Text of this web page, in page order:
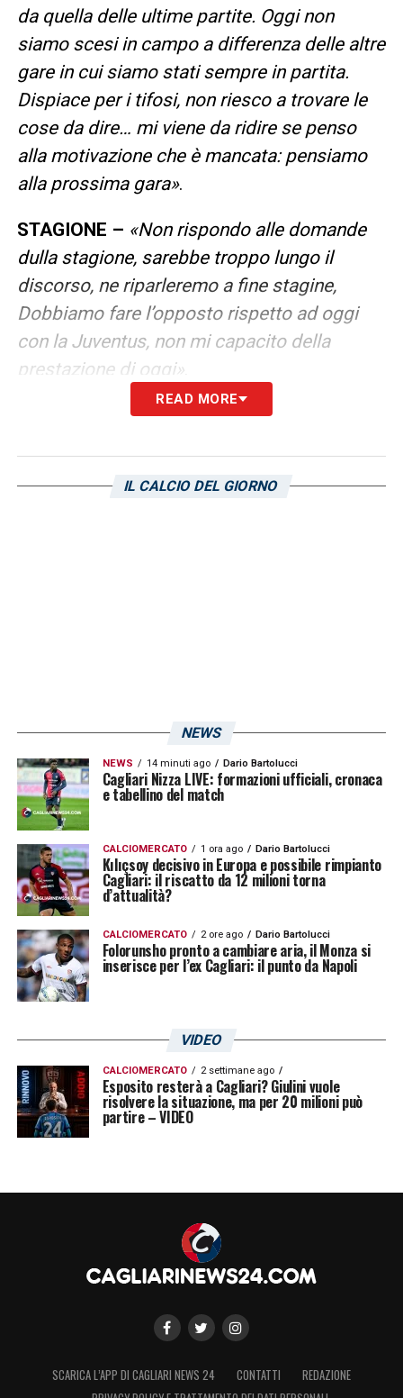
da quella delle ultime partite. Oggi non
siamo scesi in campo a differenza delle altre
gare in cui siamo stati sempre in partita.
Dispiace per i tifosi, non riesco a trovare le
cose da dire… mi viene da ridire se penso
alla motivazione che è mancata: pensiamo
alla prossima gara».
STAGIONE – «Non rispondo alle domande
dulla stagione, sarebbe troppo lungo il
discorso, ne riparleremo a fine stagine,
Dobbiamo fare l’opposto rispetto ad oggi
con la Juventus, non mi capacito della
prestazione di oggi».
PRESTAZIONE – «E’ stata un apartita
difficoltà dato questo Cagliari. Conosco il
LA PLAYLIST DELLE NOSTRE TOP NEWS
READ MORE
IL CALCIO DEL GIORNO
NEWS
NEWS 14 minuti ago Dario Bartolucci
Cagliari Nizza LIVE: formazioni ufficiali, cronaca
e tabellino del match
CALCIOMERCATO 1 ora ago Dario Bartolucci
Kılıçsoy decisivo in Europa e possibile rimpianto
Cagliari: il riscatto da 12 milioni torna
d’attualità?
CALCIOMERCATO 2 ore ago Dario Bartolucci
Folorunsho pronto a cambiare aria, il Monza si
inserisce per l’ex Cagliari: il punto da Napoli
VIDEO
CALCIOMERCATO 2 settimane ago
Esposito resterà a Cagliari? Giulini vuole
risolvere la situazione, ma per 20 milioni può
partire – VIDEO
SCARICA L’APP DI CAGLIARI NEWS 24 CONTATTI
REDAZIONE